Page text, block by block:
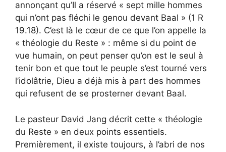
annonçant qu’Il a réservé « sept mille hommes
qui n’ont pas fléchi le genou devant Baal » (1 R
19.18). C’est là le cœur de ce que l’on appelle la
« théologie du Reste » : même si du point de
vue humain, on peut penser qu’on est le seul à
tenir bon et que tout le peuple s’est tourné vers
l’idolâtrie, Dieu a déjà mis à part des hommes
qui refusent de se prosterner devant Baal.
Le pasteur David Jang décrit cette « théologie
du Reste » en deux points essentiels.
Premièrement, il existe toujours, à l’abri de nos